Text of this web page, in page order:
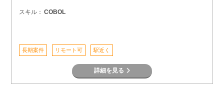
スキル： COBOL
長期案件 リモート可 駅近く
詳細を見る